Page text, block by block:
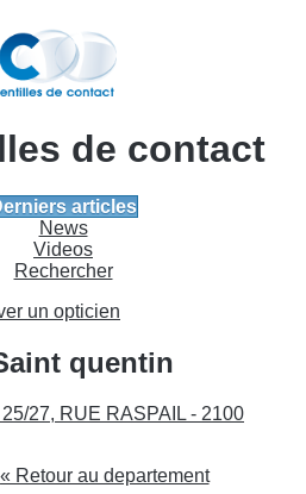
de contact
articles
News
Videos
Rechercher
un opticien
quentin
27, RUE RASPAIL - 2100
« Retour au departement